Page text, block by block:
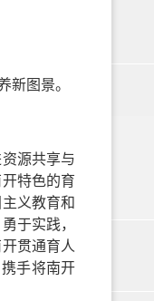
图景。
源共享与
特色的育
义教育和
于实践，
贯通育人
手将南开